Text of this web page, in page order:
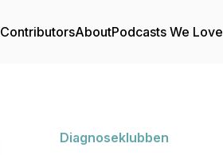
ContributorsAboutPodcasts We Love
Diagnoseklubben